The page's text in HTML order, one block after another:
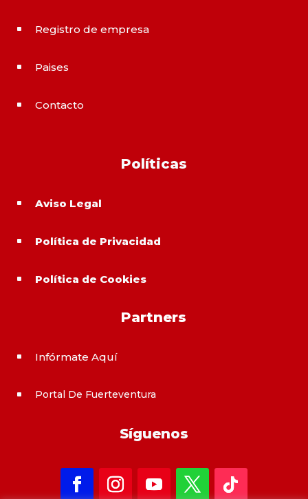
^ Registro de empresa
^ Paises
^ Contacto
Políticas
^ Aviso Legal
^ Política de Privacidad
^ Política de Cookies
Partners
^ Infórmate Aquí
^ Portal De Fuerteventura
Síguenos